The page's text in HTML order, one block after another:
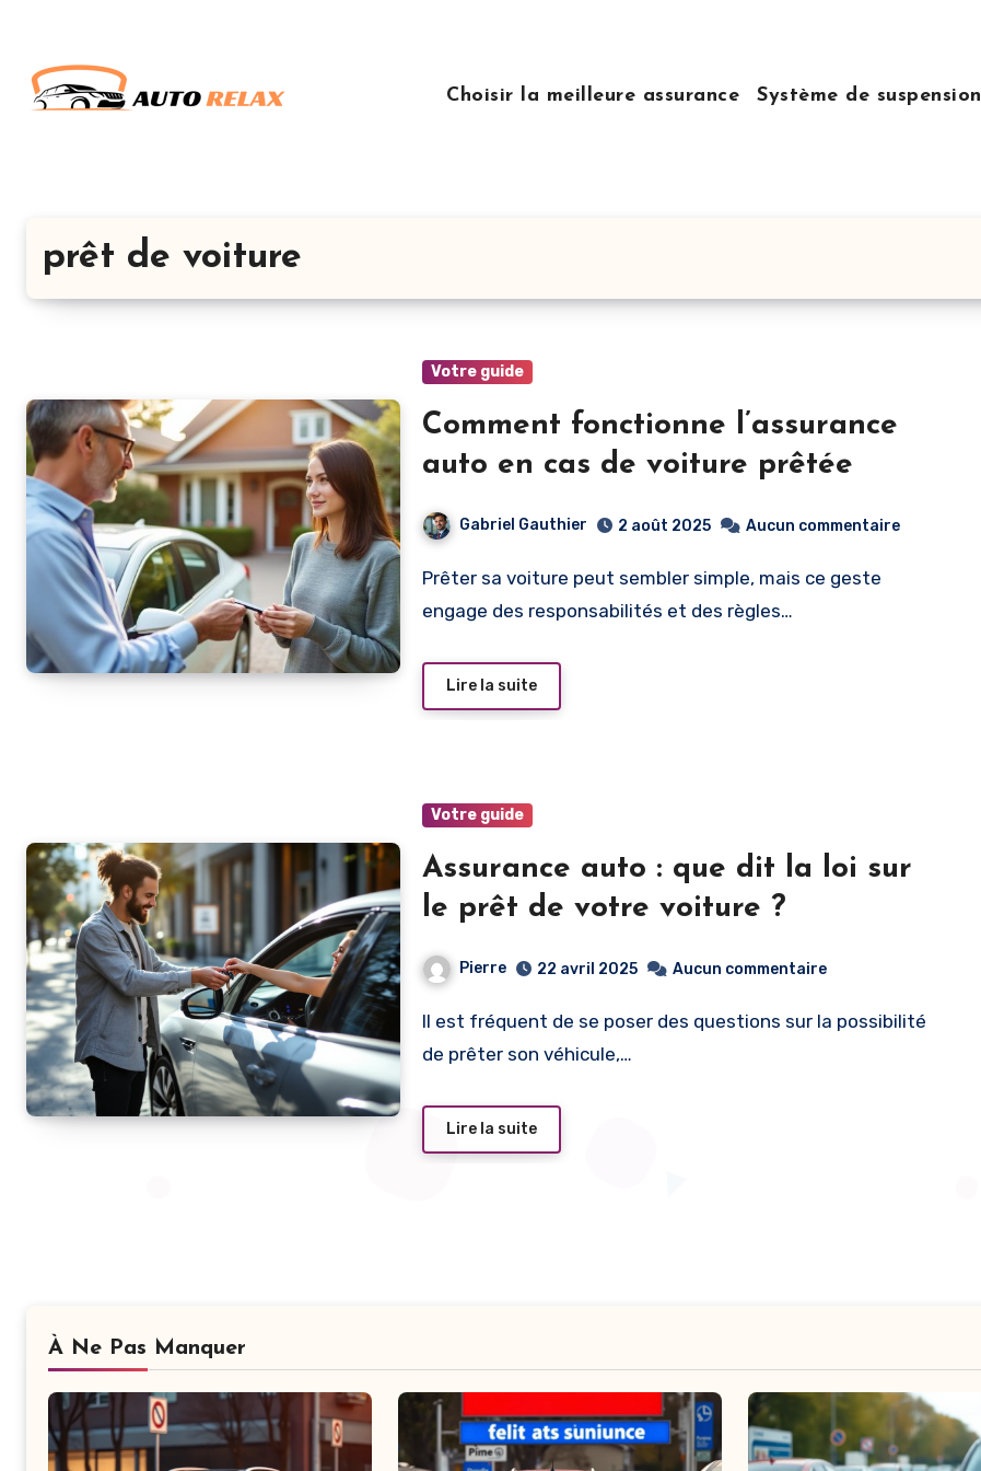
contenu
principal
Choisir la meilleure assurance Système de suspension
prêt de voiture
Votre guide
Comment fonctionne l’assurance
auto en cas de voiture prêtée
Gabriel Gauthier 2 août 2025 Aucun commentaire
Prêter sa voiture peut sembler simple, mais ce geste
engage des responsabilités et des règles…
Lire la suite
Votre guide
Assurance auto : que dit la loi sur
le prêt de votre voiture ?
Pierre 22 avril 2025 Aucun commentaire
Il est fréquent de se poser des questions sur la possibilité
de prêter son véhicule,…
Lire la suite
À Ne Pas Manquer